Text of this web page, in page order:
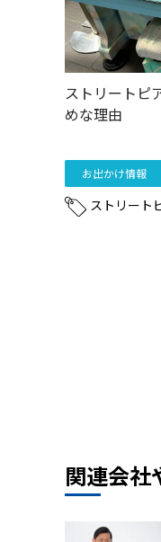
ストリートピ
めな理由
お出かけ情報
ストリート
関連会社